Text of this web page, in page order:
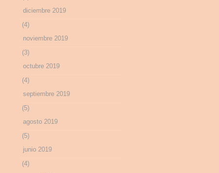
diciembre 2019
(4)
noviembre 2019
(3)
octubre 2019
(4)
septiembre 2019
(5)
agosto 2019
(5)
junio 2019
(4)